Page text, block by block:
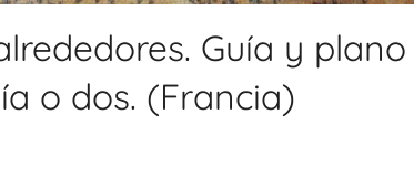
Guía y
o dos. (Francia)